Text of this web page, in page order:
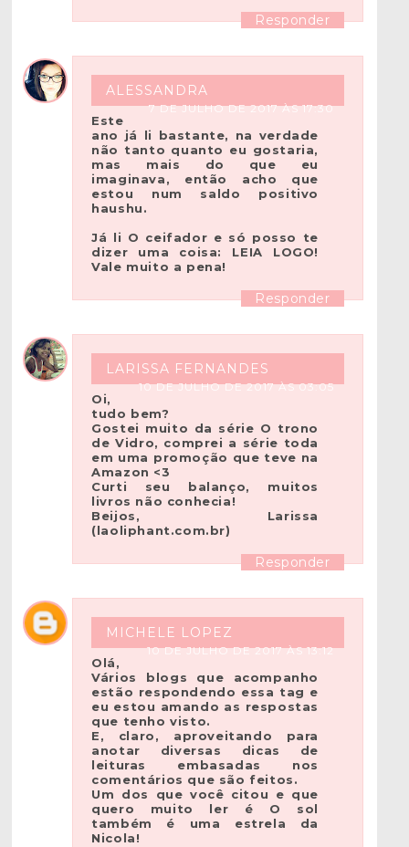
Responder
ALESSANDRA
7 DE JULHO DE 2017 ÀS 17:30
Este
ano já li bastante, na verdade
não tanto quanto eu gostaria,
mas mais do que eu
imaginava, então acho que
estou num saldo positivo
haushu.
Já li O ceifador e só posso te
dizer uma coisa: LEIA LOGO!
Vale muito a pena!
Responder
LARISSA FERNANDES
10 DE JULHO DE 2017 ÀS 03:05
Oi,
tudo bem?
Gostei muito da série O trono
de Vidro, comprei a série toda
em uma promoção que teve na
Amazon <3
Curti seu balanço, muitos
livros não conhecia!
Beijos, Larissa
(laoliphant.com.br)
Responder
MICHELE LOPEZ
10 DE JULHO DE 2017 ÀS 13:12
Olá,
Vários blogs que acompanho
estão respondendo essa tag e
eu estou amando as respostas
que tenho visto.
E, claro, aproveitando para
anotar diversas dicas de
leituras embasadas nos
comentários que são feitos.
Um dos que você citou e que
quero muito ler é O sol
também é uma estrela da
Nicola!